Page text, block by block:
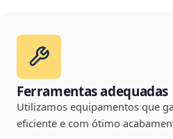
Ferramentas adequadas
Utilizamos equipamentos que
eficiente e com ótimo